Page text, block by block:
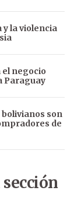
y la violencia
el negocio
Paraguay
son
de